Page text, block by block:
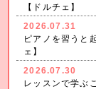
【ドルチェ】
2026.07.31
ピアノを習うと
ェ】
2026.07.30
レッスンで学ぶ